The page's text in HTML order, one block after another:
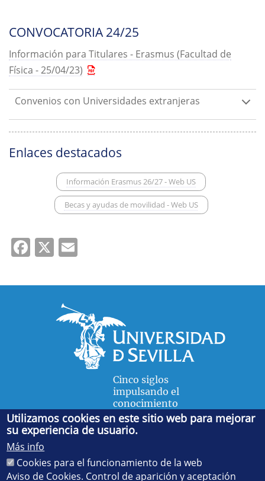
CONVOCATORIA 24/25
Información para Titulares - Erasmus (Facultad de
Física - 25/04/23)
Convenios con Universidades extranjeras
Enlaces destacados
Información Erasmus 26/27 - Web US
Becas y ayudas de movilidad - Web US
Facebook
X
Cinco siglos
impulsando el
conocimiento
FACULTAD DE FÍSICA
Avda. de la Reina Mercedes, s/n. 41012 Sevilla. Tel.:
55 28 91. Administración:administradorfisica@us.es
Secretaría:jsecfisi@us.es- Decanato:ffisaog@us.es
Utilizamos cookies en este sitio web para mejorar
su experiencia de usuario.
Más info
Cookies para el funcionamiento de la web
Aviso de Cookies. Control de aparición y aceptación